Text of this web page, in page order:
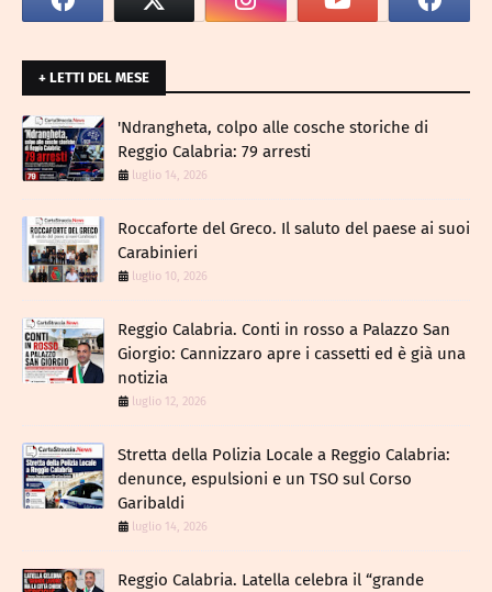
+ LETTI DEL MESE
​'Ndrangheta, colpo alle cosche storiche di
Reggio Calabria: 79 arresti
luglio 14, 2026
Roccaforte del Greco. Il saluto del paese ai suoi
Carabinieri
luglio 10, 2026
Reggio Calabria. Conti in rosso a Palazzo San
Giorgio: Cannizzaro apre i cassetti ed è già una
notizia
luglio 12, 2026
​Stretta della Polizia Locale a Reggio Calabria:
denunce, espulsioni e un TSO sul Corso
Garibaldi
luglio 14, 2026
Reggio Calabria. Latella celebra il “grande